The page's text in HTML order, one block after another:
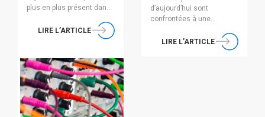
plus en plus présent dans
objets connectés à notre
les plus courants sont les
montres et les capteurs
portables, mais la
tendance est au
développement de ces
objets (frigo, cafetière,
LIRE L’ARTICLE
d’aujourd’hui sont
confrontées à une
du nombre d’équipements
interconnectés au sein de
LIRE L’ARTICLE